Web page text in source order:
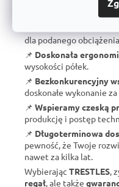
przetestowana pod
dla podanego obciążenia.
📌 Doskonała
wysokości półek.
📌 Bezkonkurencyjny
doskonałe wykonanie
📌 Wspieramy czeską
produkcję i postęp
📌 Długoterminowa
pewność, że Twoje
nawet za kilka lat.
Wybierając TRESTLES ,
regał , ale także